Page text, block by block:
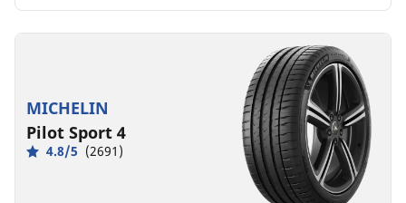
MICHELIN
Pilot Sport 4
4.8/5 (2691)